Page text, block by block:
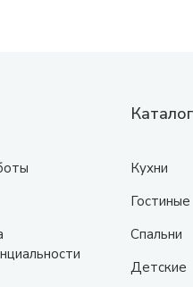
Каталог
Кухни
Гостиные
Спальни
Детские